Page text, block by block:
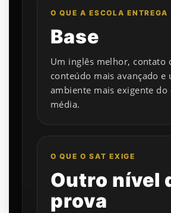
O QUE A ESCOLA ENTREGA
Base
Um inglês melhor, contato
conteúdo mais avançado e
ambiente mais exigente do
média.
O QUE O SAT EXIGE
Outro nível
prova